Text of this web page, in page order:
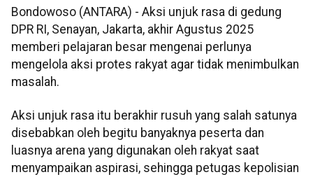
Bondowoso (ANTARA) - Aksi unjuk rasa di gedung
DPR RI, Senayan, Jakarta, akhir Agustus 2025
memberi pelajaran besar mengenai perlunya
mengelola aksi protes rakyat agar tidak menimbulkan
masalah.
Aksi unjuk rasa itu berakhir rusuh yang salah satunya
disebabkan oleh begitu banyaknya peserta dan
luasnya arena yang digunakan oleh rakyat saat
menyampaikan aspirasi, sehingga petugas kepolisian